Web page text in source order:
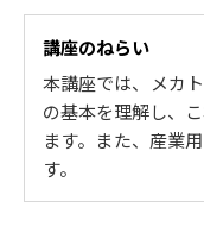
とケーブル
3. アクチュエータ
タの使い方～
アクチュエータ
ンダ / DCモータ
クチュエータと
講座のねらい
本講座では、メカ
の基本を理解し、
ます。また、産業
す。